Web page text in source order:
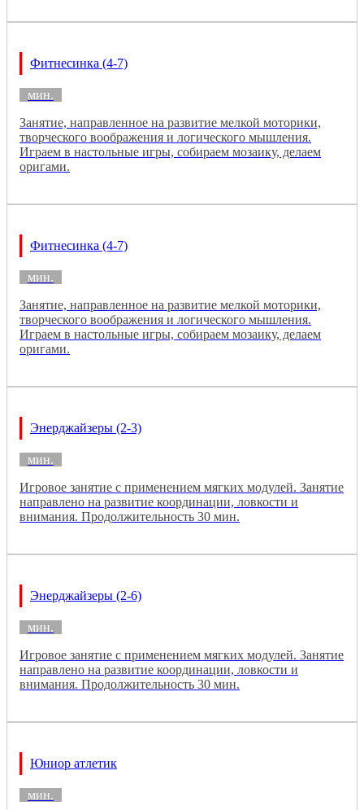
Фитнесинка (4-7)
мин.
Занятие, направленное на развитие мелкой моторики,
творческого воображения и логического мышления.
Играем в настольные игры, собираем мозаику, делаем
оригами.
Фитнесинка (4-7)
мин.
Занятие, направленное на развитие мелкой моторики,
творческого воображения и логического мышления.
Играем в настольные игры, собираем мозаику, делаем
оригами.
Энерджайзеры (2-3)
мин.
Игровое занятие с применением мягких модулей. Занятие
направлено на развитие координации, ловкости и
внимания. Продолжительность 30 мин.
Энерджайзеры (2-6)
мин.
Игровое занятие с применением мягких модулей. Занятие
направлено на развитие координации, ловкости и
внимания. Продолжительность 30 мин.
Юниор атлетик
мин.